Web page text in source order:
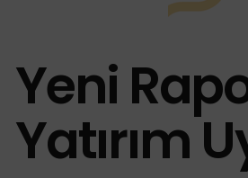
Yeni
Yatırım